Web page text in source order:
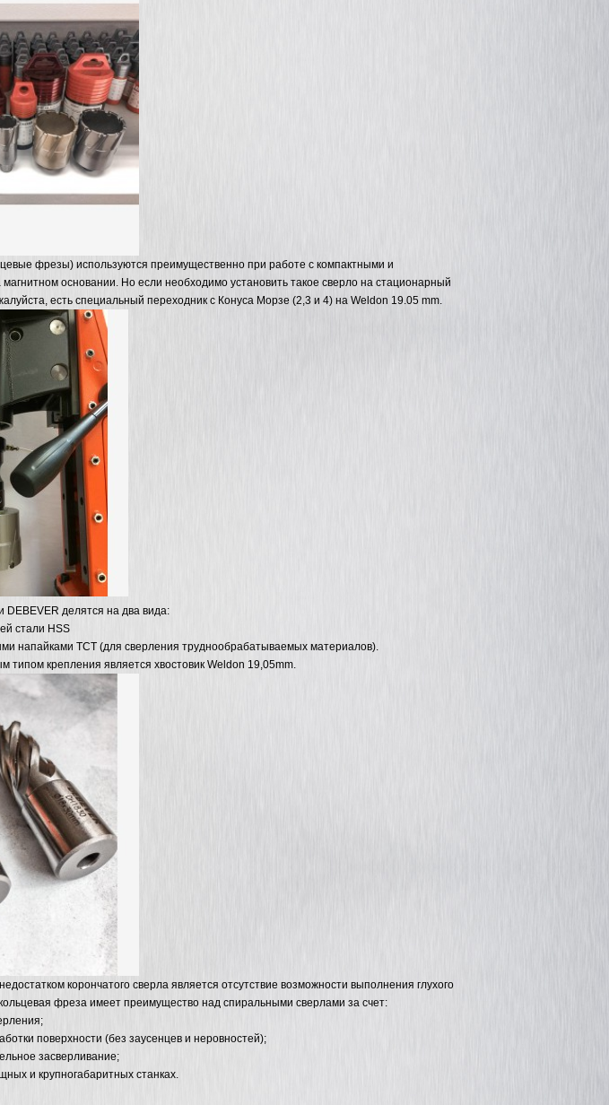
фрезы) используются преимущественно при работе с компактными и
основании. Но если необходимо установить такое сверло на стационарный
есть специальный переходник с Конуса Морзе (2,3 и 4) на Weldon 19.05 mm.
DEBEVER делятся на два вида:
стали HSS
напайками ТСТ (для сверления труднообрабатываемых материалов).
крепления является хвостовик Weldon 19,05mm.
корончатого сверла является отсутствие возможности выполнения глухого
фреза имеет преимущество над спиральными сверлами за счет:
поверхности (без заусенцев и неровностей);
засверливание;
и крупногабаритных станках.